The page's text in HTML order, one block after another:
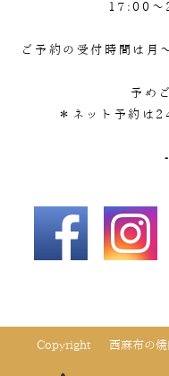
17:00
ご予約の受付時間は月
予め
＊ネット予約は
Copyright © 西麻布の